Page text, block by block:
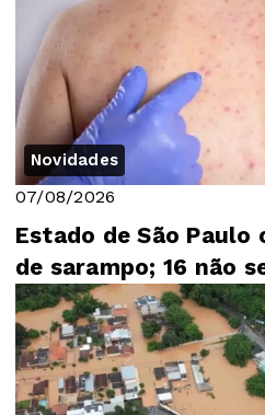
Novidades
07/08/2026
Estado de São
de sarampo; 16 não